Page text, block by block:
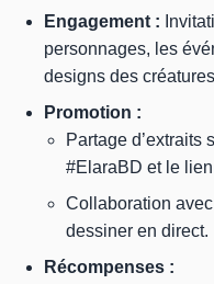
Engagement :
personnages, les
designs des
Promotion :
Partage d’extraits
#ElaraBD et le
Collaboration
dessiner en direct.
Récompenses :